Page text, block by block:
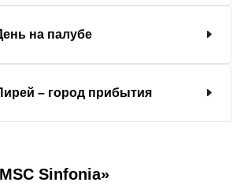
на палубе
– город прибытия
Sinfonia»